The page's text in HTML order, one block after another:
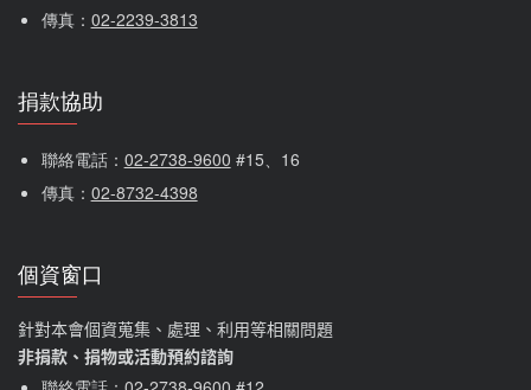
傳真： 02-2239-3813
捐款協助
聯絡電話： 02-2738-9600 #15、16
傳真： 02-8732-4398
個資窗口
針對本會個資蒐集、處理、利用等相關問題
非捐款、捐物或活動預約諮詢